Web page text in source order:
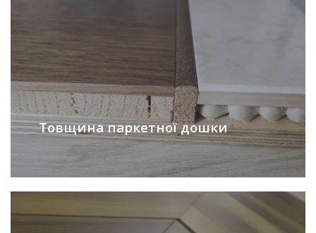
Товщина паркетної дошки